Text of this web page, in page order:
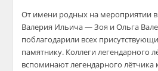
От имени родных на мероприятии
Валерия Ильича — Зоя и Ольга
поблагодарили всех
памятнику. Коллеги легендарного
вспоминают легендарного лётчика